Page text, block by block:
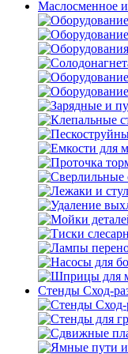
Маслосменное
Стенды Сход-